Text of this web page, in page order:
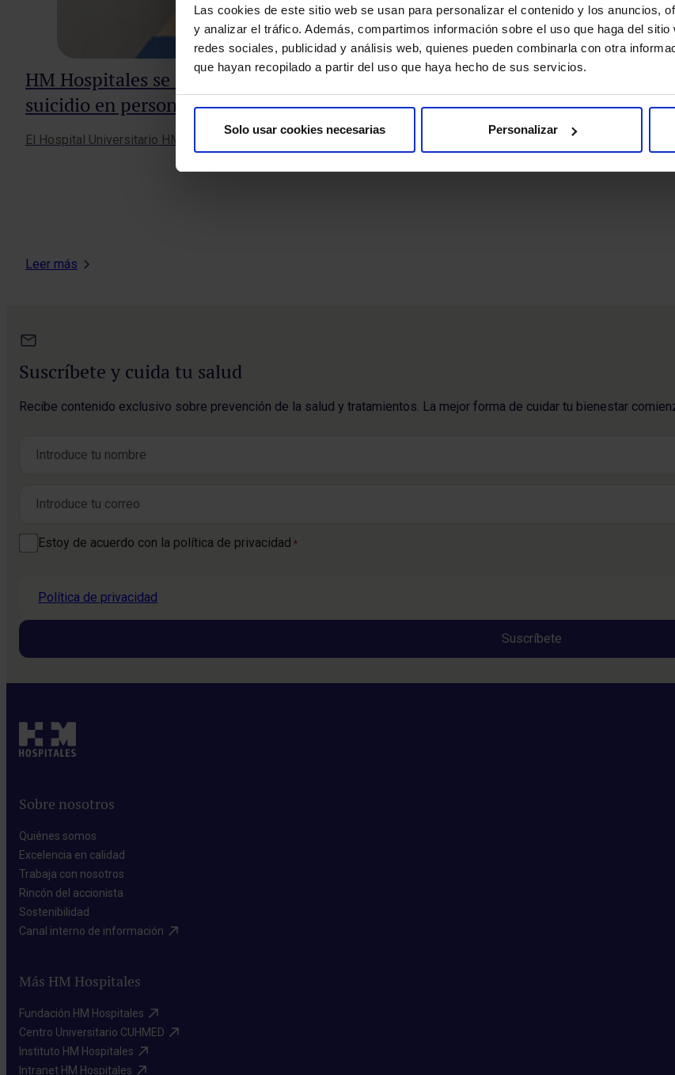
Las cookies de este sitio web se usan para personalizar el contenido y los anuncios,
y analizar el tráfico. Además, compartimos información sobre el uso que haga del
redes sociales, publicidad y análisis web, quienes pueden combinarla con otra
que hayan recopilado a partir del uso que haya hecho de sus servicios.
Solo usar cookies necesarias Personalizar
HM Hospitales se alía con la Asociación Convives con Espasticidad para
suicidio en personas con discapacidad
El Hospital Universitario HM Puerta del Sur de Móstoles ha sido el escenario de la materialización del acuerdo entre
Leer más
Suscríbete y cuida tu salud
Recibe contenido exclusivo sobre prevención de la salud y tratamientos. La mejor forma de cuidar tu bienestar
Consentimiento *
Estoy de acuerdo con la política de privacidad *
Política de privacidad
Sobre nosotros
Quiénes somos​
Excelencia en calidad​
Trabaja con nosotros​
Rincón del accionista​
Sostenibilidad​
Canal interno de información​
Más HM Hospitales
Fundación HM Hospitales​
Centro Universitario CUHMED​
Instituto HM Hospitales​
Intranet HM Hospitales​